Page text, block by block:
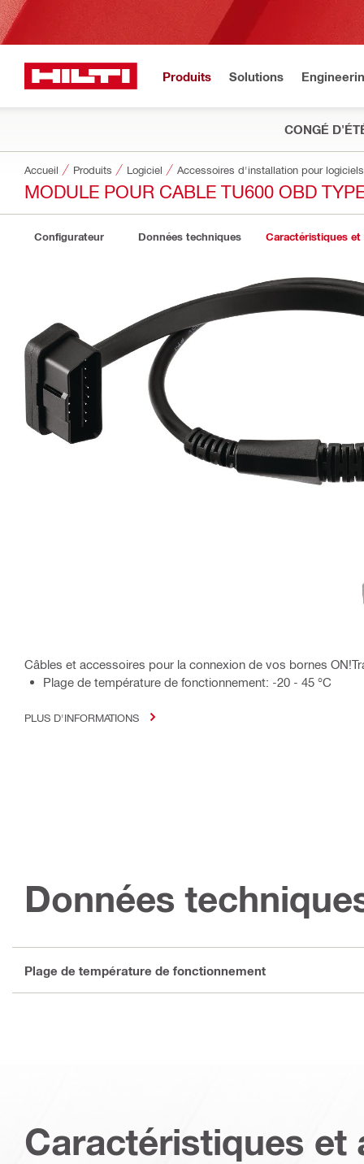
Produits Solutions
CONGÉ
Accueil Produits Logiciel Accessoires d'installation pour logiciels
MODULE POUR CABLE TU600 OBD
Configurateur Données techniques Caractéristiques
Câbles et accessoires pour la connexion de vos bornes
Plage de température de fonctionnement: -20 - 45 °C
PLUS D'INFORMATIONS
Données
Plage de température de fonctionnement
Caractéristiques et